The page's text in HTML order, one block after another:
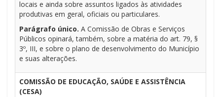
locais e ainda sobre assuntos ligados às atividades
produtivas em geral, oficiais ou particulares.
Parágrafo único. A Comissão de Obras e Serviços
Públicos opinará, também, sobre a matéria do art. 79, §
3º, III, e sobre o plano de desenvolvimento do Município
e suas alterações.
COMISSÃO DE EDUCAÇÃO, SAÚDE E ASSISTÊNCIA
(CESA)